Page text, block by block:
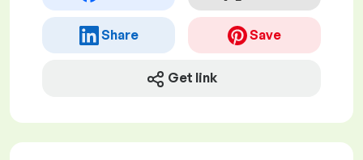
Share Save
Get link